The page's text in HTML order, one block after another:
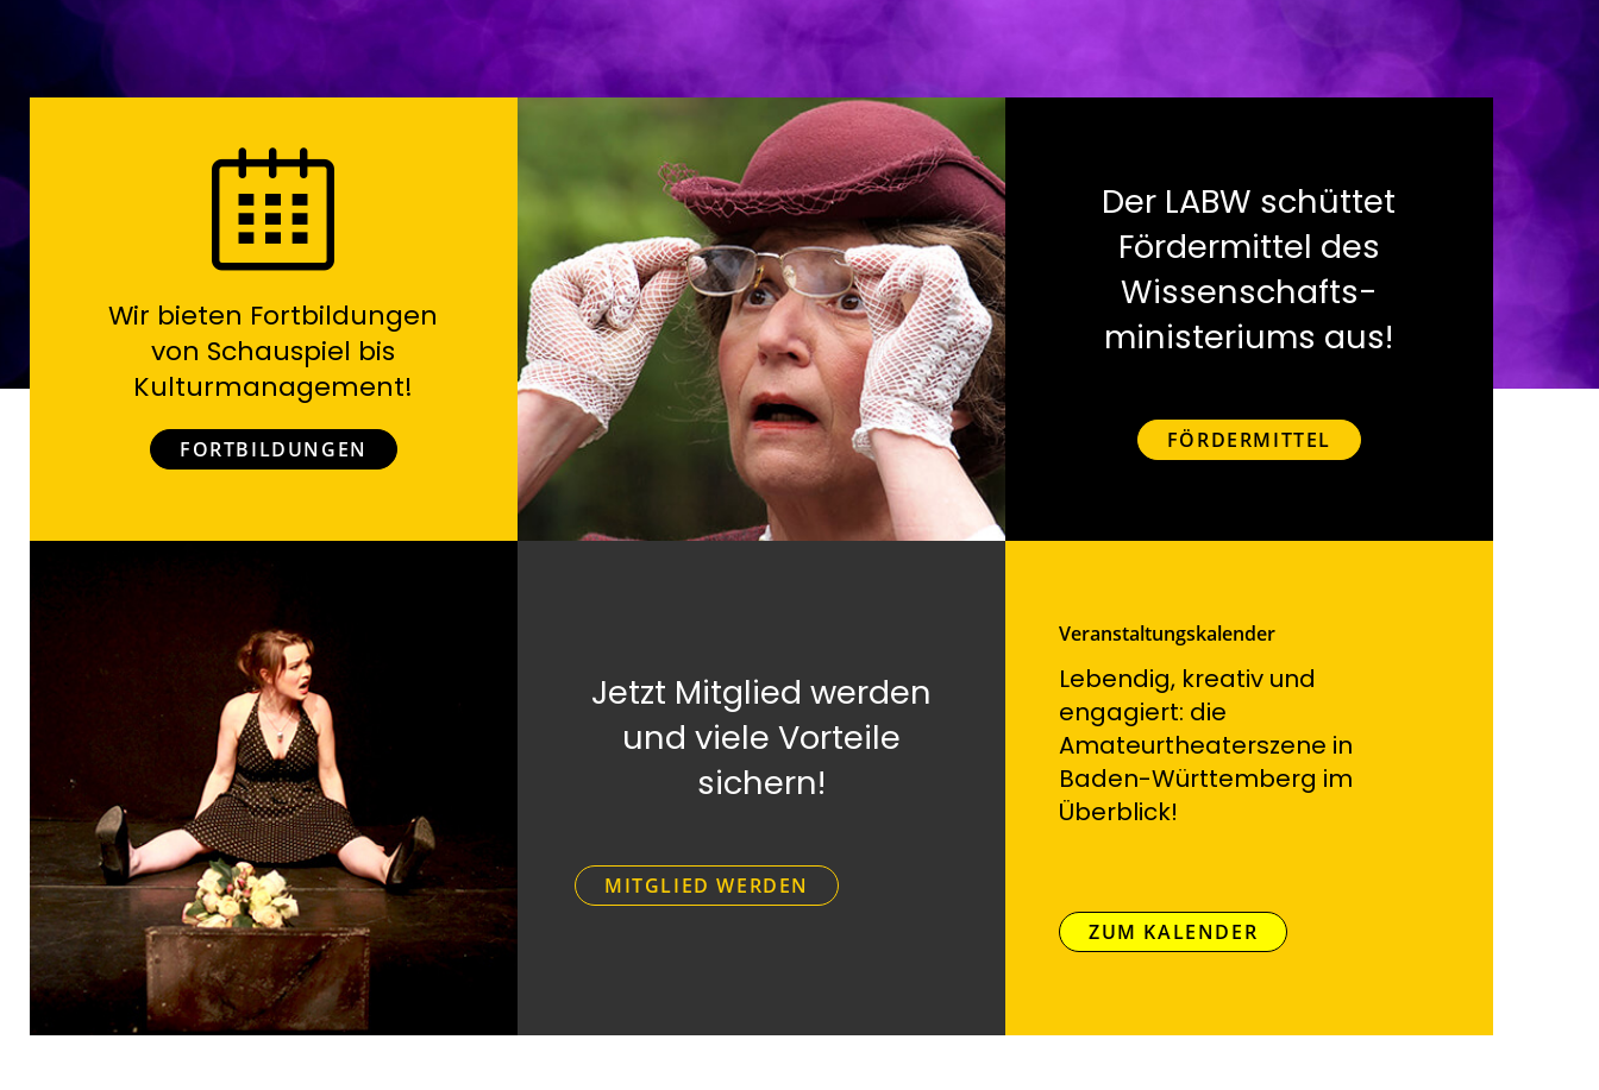
Wir bieten Fortbildungen
von Schauspiel bis
Kulturmanagement!
FORTBILDUNGEN
Der LABW schüttet
Fördermittel des
Wissenschafts-
ministeriums aus!
FÖRDERMITTEL
Jetzt Mitglied werden
und viele Vorteile
sichern!
MITGLIED WERDEN
Veranstaltungskalender
Lebendig, kreativ und
engagiert: die
Amateurtheaterszene in
Baden-Württemberg im
Überblick!
ZUM KALENDER